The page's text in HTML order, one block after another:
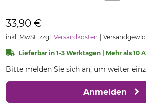
33,90 €
inkl. MwSt. zzgl. Versandkosten
Lieferbar in 1-3 Werktagen | Mehr als 10
Bitte melden Sie sich an, um weiter
Anmelden